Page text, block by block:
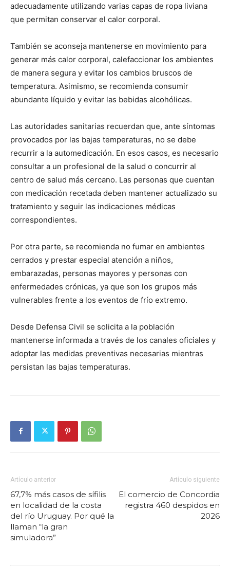
adecuadamente utilizando varias capas de ropa liviana
que permitan conservar el calor corporal.
También se aconseja mantenerse en movimiento para
generar más calor corporal, calefaccionar los ambientes
de manera segura y evitar los cambios bruscos de
temperatura. Asimismo, se recomienda consumir
abundante líquido y evitar las bebidas alcohólicas.
Las autoridades sanitarias recuerdan que, ante síntomas
provocados por las bajas temperaturas, no se debe
recurrir a la automedicación. En esos casos, es necesario
consultar a un profesional de la salud o concurrir al
centro de salud más cercano. Las personas que cuentan
con medicación recetada deben mantener actualizado su
tratamiento y seguir las indicaciones médicas
correspondientes.
Por otra parte, se recomienda no fumar en ambientes
cerrados y prestar especial atención a niños,
embarazadas, personas mayores y personas con
enfermedades crónicas, ya que son los grupos más
vulnerables frente a los eventos de frío extremo.
Desde Defensa Civil se solicita a la población
mantenerse informada a través de los canales oficiales y
adoptar las medidas preventivas necesarias mientras
persistan las bajas temperaturas.
Artículo anterior
67,7% más casos de sífilis
en localidad de la costa
del río Uruguay. Por qué la
llaman “la gran
simuladora”
Artículo siguiente
El comercio de Concordia
registra 460 despidos en
2026